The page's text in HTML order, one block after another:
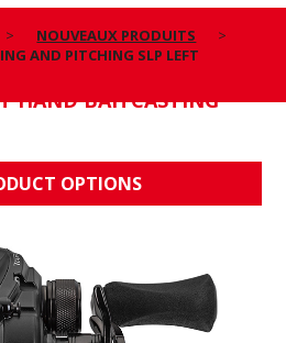
NOUVEAUX PRODUITS
AND PITCHING SLP LEFT
SKIPPING AND
HAND BAITCASTING
OPTIONS